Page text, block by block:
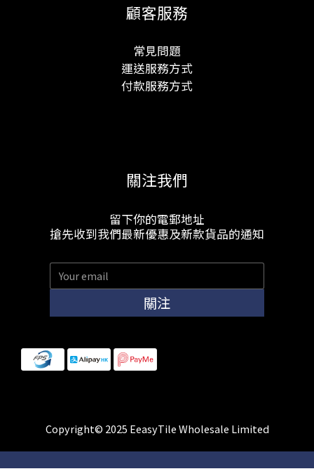
顧客服務
常見問題
運送服務方式
付款服務方式
關注我們
留下你的電郵地址
搶先收到我們最新優惠及新款貨品的通知
關注
Copyright© 2025 EeasyTile Wholesale Limited